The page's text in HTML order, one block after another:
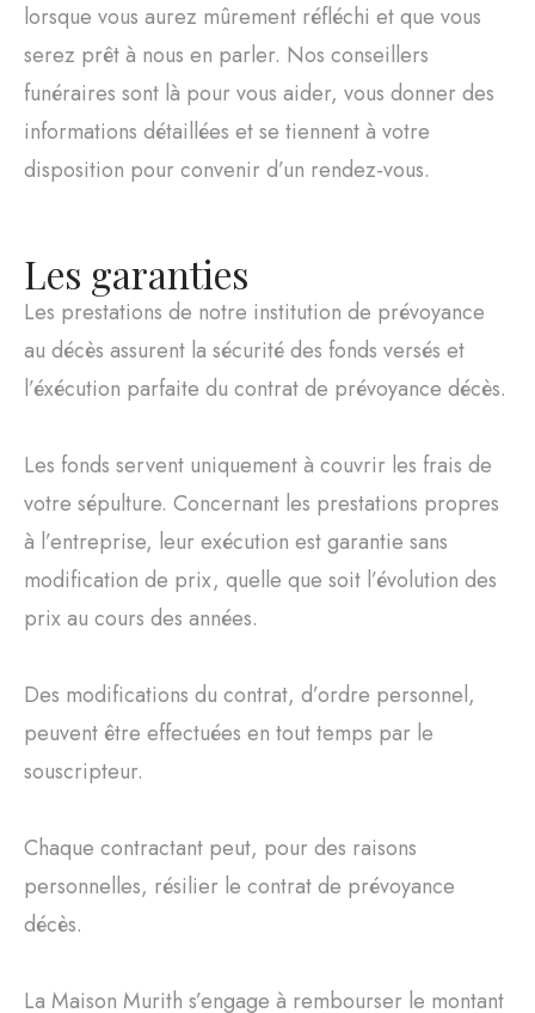
lorsque vous aurez mûrement réfléchi et que vous
serez prêt à nous en parler. Nos conseillers
funéraires sont là pour vous aider, vous donner des
informations détaillées et se tiennent à votre
disposition pour convenir d’un rendez-vous.
Les garanties
Les prestations de notre institution de prévoyance
au décès assurent la sécurité des fonds versés et
l’éxécution parfaite du contrat de prévoyance décès.
Les fonds servent uniquement à couvrir les frais de
votre sépulture. Concernant les prestations propres
à l’entreprise, leur exécution est garantie sans
modification de prix, quelle que soit l’évolution des
prix au cours des années.
Des modifications du contrat, d’ordre personnel,
peuvent être effectuées en tout temps par le
souscripteur.
Chaque contractant peut, pour des raisons
personnelles, résilier le contrat de prévoyance
décès.
La Maison Murith s’engage à rembourser le montant